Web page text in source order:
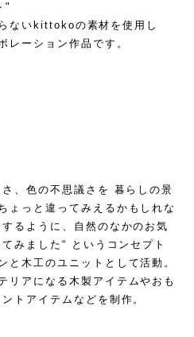
"
ないkittokoの素材を使用し
レーション作品です。
、色の不思議さを 暮らしの景
ょっと違ってみえるかもしれな
るように、自然のなかのお気
みました“ というコンセプト
と木工のユニットとして活動。
リアになる木製アイテムやおも
トアイテムなどを制作。